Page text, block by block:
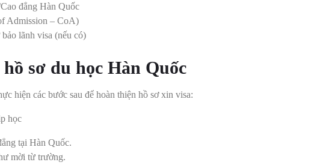
đẳng Hàn Quốc
Admission – CoA)
lãnh visa (nếu có)
sơ du học Hàn Quốc
hiện các bước sau để hoàn thiện hồ sơ xin visa:
học
tại Hàn Quốc.
mời từ trường.